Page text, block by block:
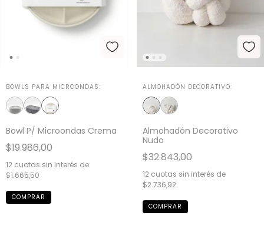
BOWLS PARA MICROONDAS:
Bowl P/ Microondas Crema
$19.986,00
12 cuotas sin interés de
$1.665,50
ALMOHADÓN DECORATIVO:
Almohadón Decorativo
Nudo
$32.843,00
12 cuotas sin interés de
$2.736,92